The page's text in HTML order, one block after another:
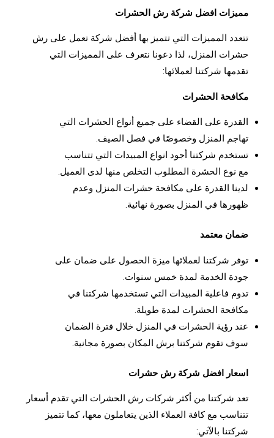
مميزات افضل شركة رش الحشرات
تتعدد المميزات التي تتميز بها أفضل شركة تعمل على رش
حشرات المنزل، لذا دعونا نتعرف على المميزات التي
تقدمها شركتنا لعملائها:
مكافحة الحشرات
القدرة على القضاء على جميع أنواع الحشرات التي
تهاجم المنزل وخصوصًا في فصل الصيف.
تستخدم شركتنا أجود انواع المبيدات التي تتناسب
مع نوع الحشرة المطلوب التخلص منها لدى العميل.
لدينا القدرة على مكافحة حشرات المنزل وعدم
ظهورها في المنزل بصورة نهائية.
ضمان معتمد
توفر شركتنا لعملائها ميزة الحصول على ضمان على
جودة الخدمة لمدة خمس سنوات.
تدوم فاعلية المبيدات التي تستخدمها شركتنا في
مكافحة الحشرات لمدة طويلة.
عند رؤية الحشرات في المنزل خلال فترة الضمان
سوف تقوم شركتنا برش المكان بصورة مجانية.
اسعار افضل شركة رش حشرات
تعد شركتنا من أكثر شركات رش الحشرات التي تقدم أسعار
تتناسب مع كافة العملاء الذين يتعاملون معها، كما تتميز
شركتنا بالآتي: